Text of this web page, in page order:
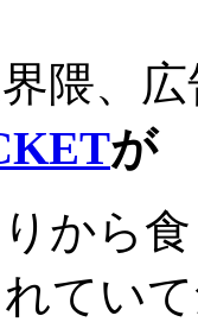
隈、
が
から
てい